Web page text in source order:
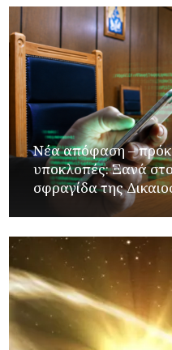
Νέα απόφαση –
υποκλοπές: Ξανά
σφραγίδα της